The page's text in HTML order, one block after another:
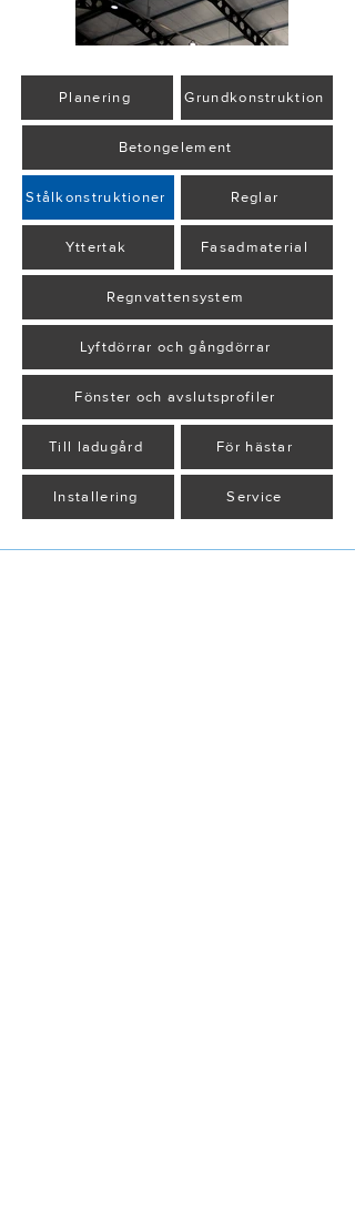
Planering Grundkonstruktion
Betongelement
Stålkonstruktioner Reglar
Yttertak Fasadmaterial
Regnvattensystem
Lyftdörrar och gångdörrar
Fönster och avslutsprofiler
Till ladugård För hästar
Installering Service